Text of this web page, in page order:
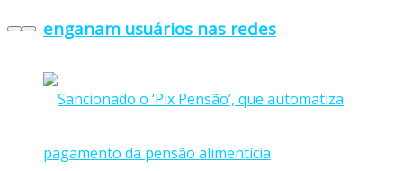
enganam usuários nas redes